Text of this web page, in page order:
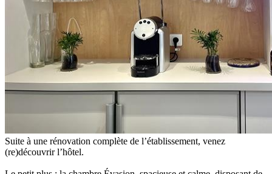
Suite à une rénovation complète de l’établissement, venez
(re)découvrir l’hôtel.